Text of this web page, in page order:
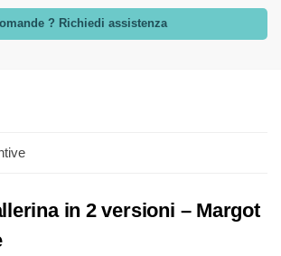
? Richiedi assistenza
in 2 versioni – Margot